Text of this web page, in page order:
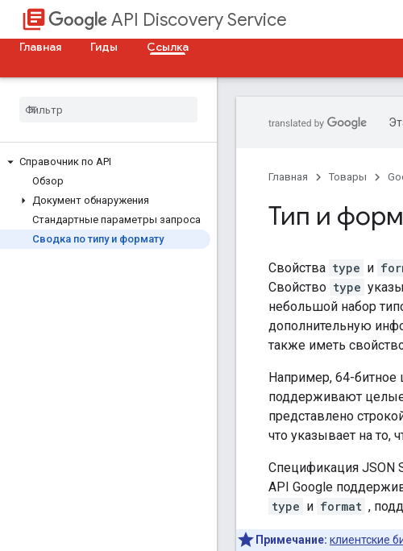
library_books API Discovery Service
Главная
Гиды Ссылка
Справочник по API
Обзор
Документ обнаружения
Стандартные параметры запроса
Сводка по типу и формату
Главная Товары
Тип и
Свойства type и
Свойство type
небольшой набор
дополнительную
также иметь
Например, 64-битное
поддерживают целые
представлено
что указывает на то,
Спецификация JSON
API Google
type и format ,
Примечание: клиентские